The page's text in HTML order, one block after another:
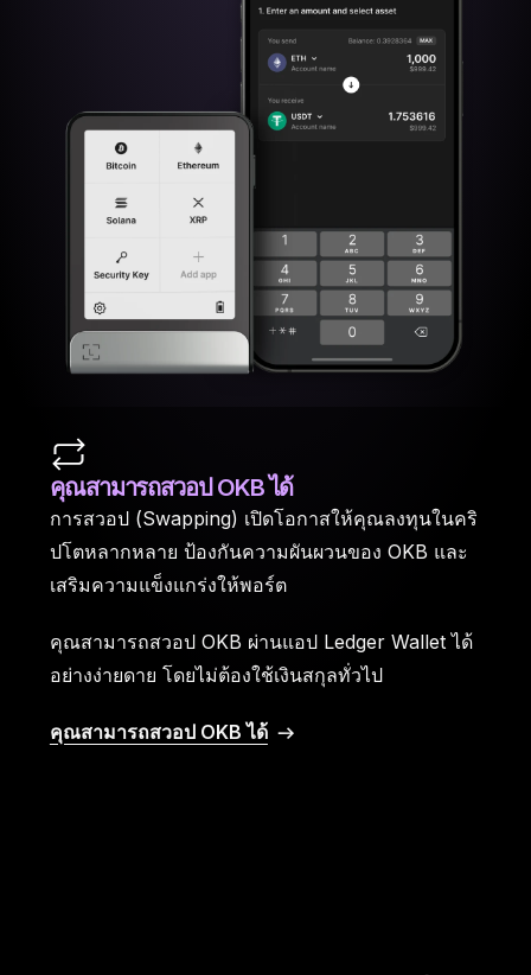
คุณสามารถสวอป OKB ได้
การสวอป (Swapping) เปิดโอกาสให้คุณลงทุนในคริ
ปโตหลากหลาย ป้องกันความผันผวนของ OKB และ
เสริมความแข็งแกร่งให้พอร์ต
คุณสามารถสวอป OKB ผ่านแอป Ledger Wallet ได้
อย่างง่ายดาย โดยไม่ต้องใช้เงินสกุลทั่วไป
คุณสามารถสวอป OKB ได้